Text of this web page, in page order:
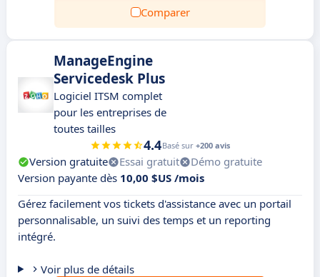
Comparer
ManageEngine
Servicedesk Plus
Logiciel ITSM complet
pour les entreprises de
toutes tailles
4.4Basé sur +200 avis
Version gratuite Essai gratuit
Démo gratuite
Version payante dès 10,00 $US /mois
Gérez facilement vos tickets d'assistance avec un portail
personnalisable, un suivi des temps et un reporting
intégré.
Voir plus de détails